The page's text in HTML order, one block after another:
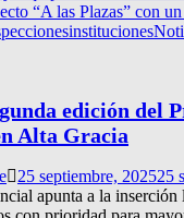
“A las Plazas” con
instituciones
edición del
Alta Gracia
25 septiembre, 202525
apunta a la inserción